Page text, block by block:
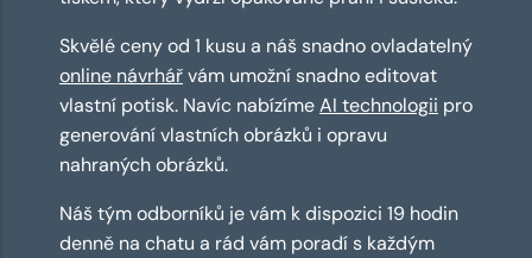
Skvělé ceny od 1 kusu a náš snadno ovladatelný
online návrhářvám umožní snadno editovat
vlastní potisk. Navíc nabízímeAI technologii pro
generování vlastních obrázků i opravu
nahraných obrázků.
Náš tým odborníků je vám k dispozici 19 hodin
denně na chatu a rád vám poradí s každým